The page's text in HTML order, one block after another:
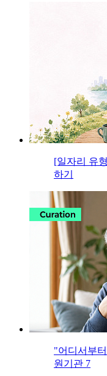
[일자리 유
하기
"어디서부
원기관 7